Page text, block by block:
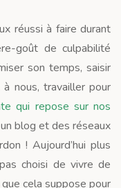
réussi à faire durant
goût de culpabilité
son temps, saisir
nous, travailler pour
qui repose sur nos
un blog et des réseaux
! Aujourd’hui plus
choisi de vivre de
cela suppose pour